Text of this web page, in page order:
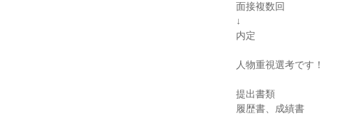
面接複数回
↓
内定
人物重視選考です！
提出書類
履歴書、成績書